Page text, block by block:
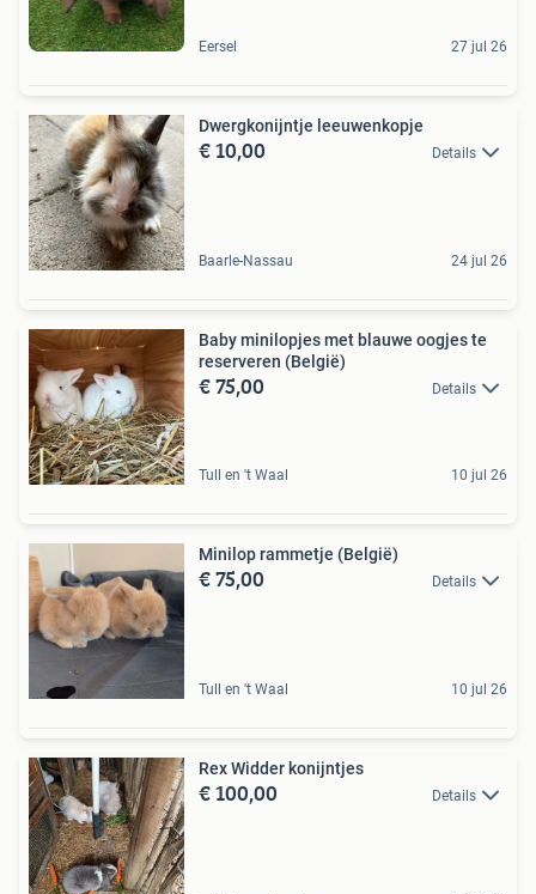
Eersel 27 jul 26
Dwergkonijntje leeuwenkopje
€ 10,00 Details
Baarle-Nassau 24 jul 26
Baby minilopjes met blauwe oogjes te
reserveren (België)
€ 75,00 Details
Tull en 't Waal 10 jul 26
Minilop rammetje (België)
€ 75,00 Details
Tull en 't Waal 10 jul 26
Rex Widder konijntjes
€ 100,00 Details